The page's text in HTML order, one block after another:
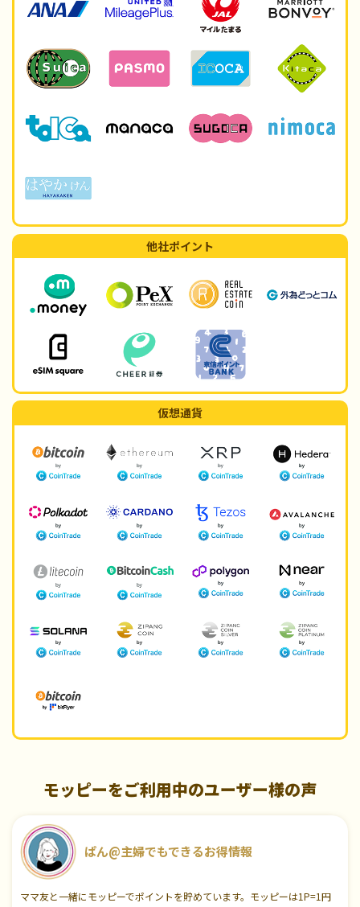
他社ポイント
仮想通貨
モッピーをご利用中のユーザー様の声
ぱん@主婦でもできるお得情報
ママ友と一緒にモッピーでポイントを貯めています。モッピーは1P=1円